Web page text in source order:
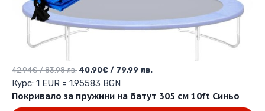
Покривало за пружини на батут 305 см 10ft Синьо
42.94€/ 83.98 лв. Original
price
was:
40.90€ / 79.99 лв.
е:
Курс: 1 EUR = 1.95583 BGN